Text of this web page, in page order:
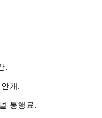
.
개.
통행료.